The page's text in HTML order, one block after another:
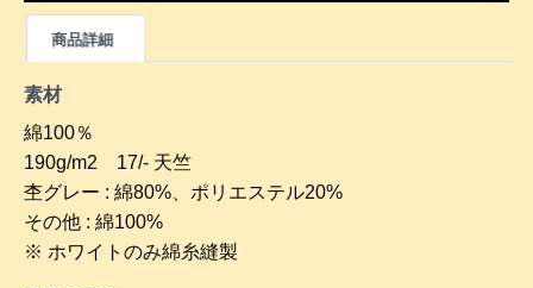
商品詳細
素材
綿100％
190g/m2 17/- 天竺
杢グレー : 綿80%、ポリエステル20%
その他 : 綿100%
※ ホワイトのみ綿糸縫製